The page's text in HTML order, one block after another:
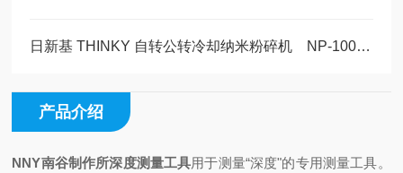
日新基 THINKY 自转公转冷却纳米粉碎机 NP-100美萨代理系列
产品介绍
NNY南谷制作所深度测量工具用于测量“深度"的专用测量工具。